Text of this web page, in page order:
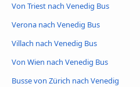
Von Triest nach Venedig Bus
Verona nach Venedig Bus
Villach nach Venedig Bus
Von Wien nach Venedig Bus
Busse von Zürich nach Venedig